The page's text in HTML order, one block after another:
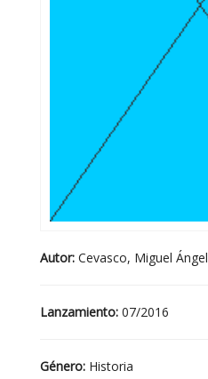
Autor: Cevasco, Miguel Ángel
Lanzamiento: 07/2016
Género: Historia